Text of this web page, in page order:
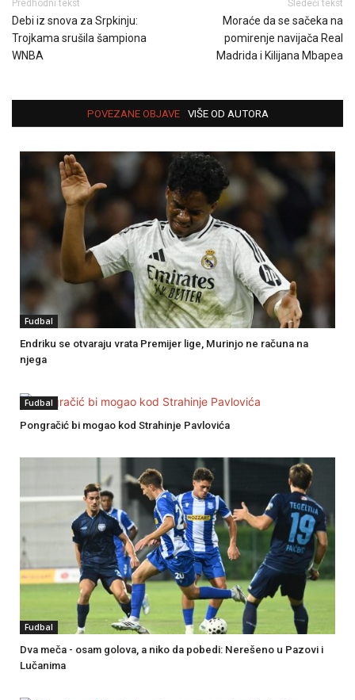
Predhodni tekst
Debi iz snova za Srpkinju:
Trojkama srušila šampiona
WNBA
Sledeći tekst
Moraće da se sačeka na
pomirenje navijača Real
Madrida i Kilijana Mbapea
POVEZANE OBJAVE VIŠE OD AUTORA
Fudbal
Endriku se otvaraju vrata Premijer lige, Murinjo ne računa na
njega
Fudbal
Pongračić bi mogao kod Strahinje Pavlovića
Fudbal
Dva meča - osam golova, a niko da pobedi: Nerešeno u Pazovi i
Lučanima